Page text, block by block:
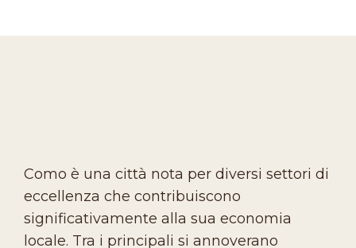
Como è una città nota per diversi settori di
eccellenza che contribuiscono
significativamente alla sua economia
locale. Tra i principali si annoverano